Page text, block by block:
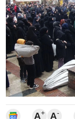
A+ A-